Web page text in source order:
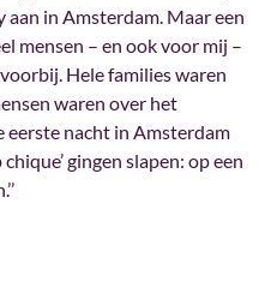
in Amsterdam. Maar een
mensen – en ook voor mij –
Hele families waren
waren over het
eerste nacht in Amsterdam
gingen slapen: op een